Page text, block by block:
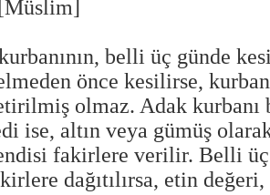
belli üç günde
önce kesilirse,
olmaz. Adak kurbanı
ise, altın veya gümüş
fakirlere verilir. Belli
dağıtılırsa, etin